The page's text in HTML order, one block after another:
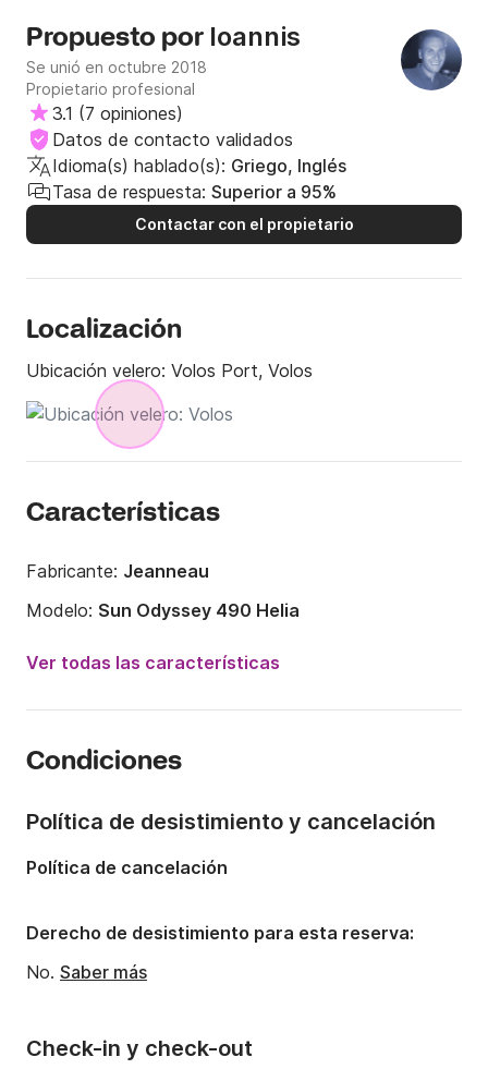
equipado con la vela mayor estándar, no con el tipo
enrollable, por lo que necesitará un par de marineros
durante el izado. En general, ¡un gran barco para navegar!
Propuesto por Ioannis
Se unió en octubre 2018
Propietario profesional
3.1 (7 opiniones)
Datos de contacto validados
Idioma(s) hablado(s): Griego, Inglés
Tasa de respuesta: Superior a 95%
Contactar con el propietario
Localización
Ubicación velero: Volos Port, Volos
Características
Fabricante: Jeanneau
Modelo: Sun Odyssey 490 Helia
Número de camas:
Calado: 2.2m
Potencia del motor:
Ver todas las características
Condiciones
Check-in y check-out
Política de desistimiento y cancelación
Política de cancelación
Derecho de desistimiento para esta reserva:
No. Saber más